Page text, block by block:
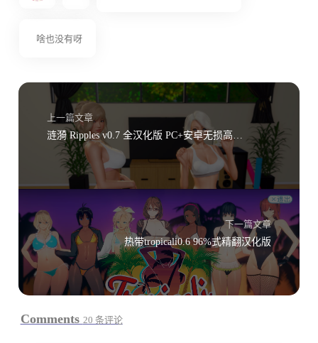
啥也没有呀
上一篇文章
涟漪 Ripples v0.7 全汉化版 PC+安卓无损高清版+全画廊
下一篇文章
热带tropicali0.6 96%式精翻汉化版
Comments 20 条评论